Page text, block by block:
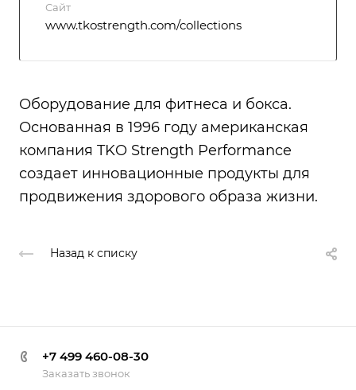
Сайт
www.tkostrength.com/collections
Оборудование для фитнеса и бокса.
Основанная в 1996 году американская
компания TKO Strength Performance
создает инновационные продукты для
продвижения здорового образа жизни.
Назад к списку
+7 499 460-08-30
Заказать звонок